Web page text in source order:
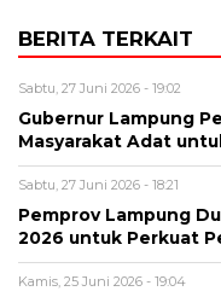
BERITA TERKAIT
Sabtu, 27 Juni 2026 - 19:02
Gubernur Lampung
Masyarakat Adat
Sabtu, 27 Juni 2026 - 18:21
Pemprov Lampung
2026 untuk Perkuat
Kamis, 25 Juni 2026 - 19:04